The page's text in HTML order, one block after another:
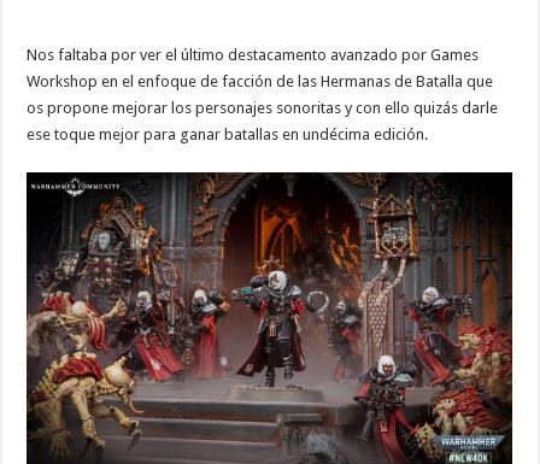
Nos faltaba por ver el último destacamento avanzado por Games
Workshop en el enfoque de facción de las Hermanas de Batalla que
os propone mejorar los personajes sonoritas y con ello quizás darle
ese toque mejor para ganar batallas en undécima edición.